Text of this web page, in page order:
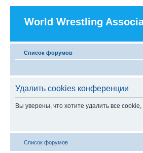
World Wrestling
Список форумов
Удалить cookies конференции
Вы уверены, что хотите удалить все
Список форумов